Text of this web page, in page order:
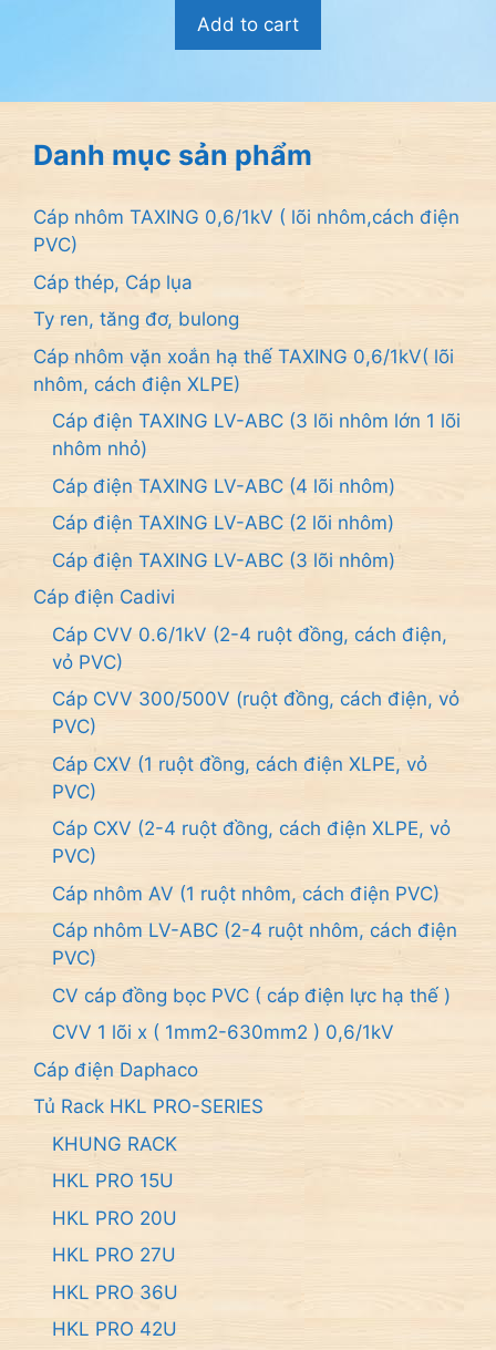
à
5
Add to cart
Danh mục sản phẩm
Cáp nhôm TAXING 0,6/1kV ( lõi nhôm,cách điện
PVC)
Cáp thép, Cáp lụa
Ty ren, tăng đơ, bulong
Cáp nhôm vặn xoắn hạ thế TAXING 0,6/1kV( lõi
nhôm, cách điện XLPE)
Cáp điện TAXING LV-ABC (3 lõi nhôm lớn 1 lõi
nhôm nhỏ)
Cáp điện TAXING LV-ABC (4 lõi nhôm)
Cáp điện TAXING LV-ABC (2 lõi nhôm)
Cáp điện TAXING LV-ABC (3 lõi nhôm)
Cáp điện Cadivi
Cáp CVV 0.6/1kV (2-4 ruột đồng, cách điện,
vỏ PVC)
Cáp CVV 300/500V (ruột đồng, cách điện, vỏ
PVC)
Cáp CXV (1 ruột đồng, cách điện XLPE, vỏ
PVC)
Cáp CXV (2-4 ruột đồng, cách điện XLPE, vỏ
PVC)
Cáp nhôm AV (1 ruột nhôm, cách điện PVC)
Cáp nhôm LV-ABC (2-4 ruột nhôm, cách điện
PVC)
CV cáp đồng bọc PVC ( cáp điện lực hạ thế )
CVV 1 lõi x ( 1mm2-630mm2 ) 0,6/1kV
Cáp điện Daphaco
Tủ Rack HKL PRO-SERIES
KHUNG RACK
HKL PRO 15U
HKL PRO 20U
HKL PRO 27U
HKL PRO 36U
HKL PRO 42U